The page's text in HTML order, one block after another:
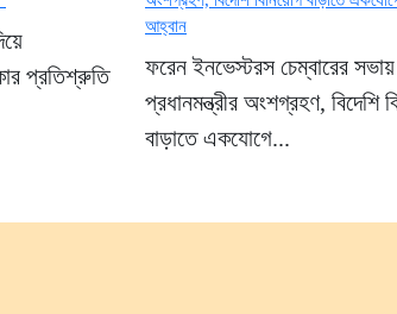
প্রতিশ্রুতি
ফরেন ইনভেস্টরস চেম্বারের সভায়
প্রধানমন্ত্রীর অংশগ্রহণ, বিদেশি
বাড়াতে একযোগে...